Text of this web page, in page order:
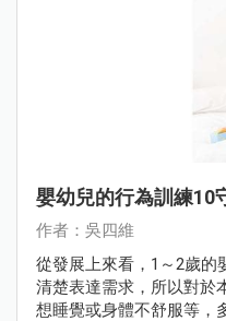
嬰幼兒的行為訓練10
作者：吳四維
從發展上來看，1～2歲的
清楚表達需求，所以對於
想睡覺或身體不舒服等，